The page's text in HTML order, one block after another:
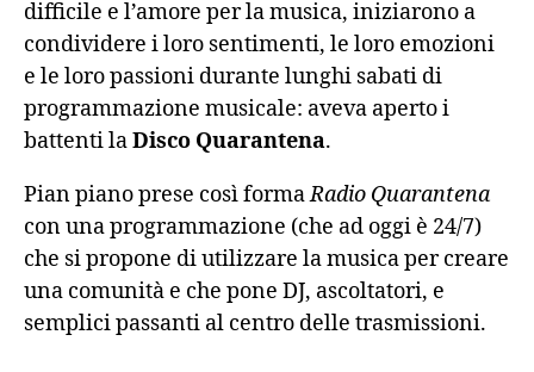
difficile e l’amore per la musica, iniziarono a
condividere i loro sentimenti, le loro emozioni
e le loro passioni durante lunghi sabati di
programmazione musicale: aveva aperto i
battenti laDisco Quarantena.
Pian piano prese così formaRadio Quarantena
con una programmazione (che ad oggi è 24/7)
che si propone di utilizzare la musica per creare
una comunità e che pone DJ, ascoltatori, e
semplici passanti al centro delle trasmissioni.